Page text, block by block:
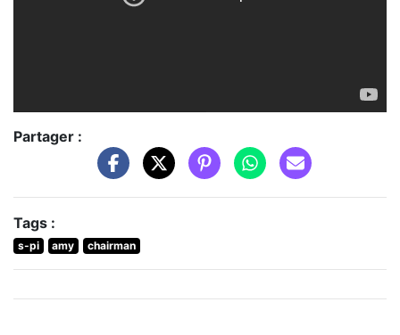
Partager :
Tags :
s-pi amy chairman